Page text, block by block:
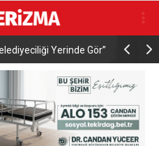
Yerinde Gör”